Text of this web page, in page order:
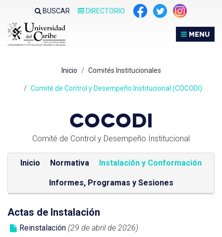
sitio
web
BUSCAR DIRECTORIO
MENU
Inicio Comités Institucionales
Comité de Control y Desempeño Institucional (COCODI)
COCODI
Comité de Control y Desempeño Institucional
Inicio Normativa Instalación y Conformación
Informes, Programas y Sesiones
Actas de Instalación
Reinstalación (29 de abril de 2026)